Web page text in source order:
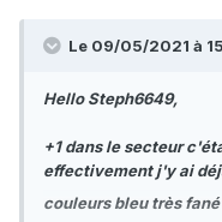
Le 09/05/2021 à
Hello Steph6649,
+1 dans le secteur
effectivement j'y ai
couleurs bleu très fané